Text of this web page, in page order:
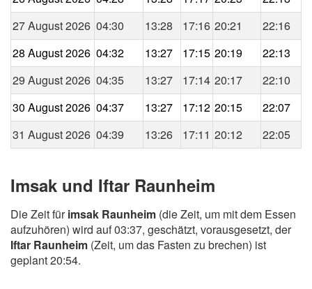
27 August 2026 04:30 13:28 17:16 20:21
22:16
28 August 2026 04:32 13:27 17:15 20:19
22:13
29 August 2026 04:35 13:27 17:14 20:17
22:10
30 August 2026 04:37 13:27 17:12 20:15
22:07
31 August 2026 04:39 13:26 17:11 20:12 22:05
Imsak und Iftar Raunheim
Die Zeit fürimsak Raunheim (die Zeit, um mit dem Essen
aufzuhören) wird auf 03:37, geschätzt, vorausgesetzt, der
Iftar Raunheim (Zeit, um das Fasten zu brechen) ist
geplant 20:54.